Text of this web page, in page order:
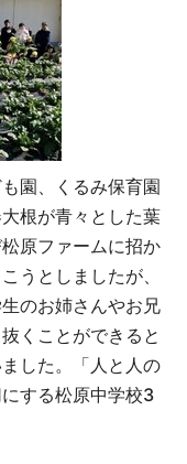
園、くるみ保育園
根が青々とした葉
原ファームに招か
うとしましたが、
のお姉さんやお兄
くことができると
した。「人と人の
する松原中学校3